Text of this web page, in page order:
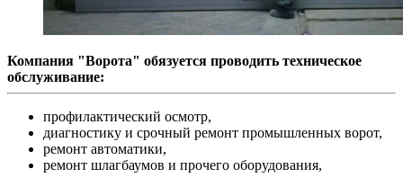
Компания "Ворота" обязуется проводить техническое
обслуживание:
профилактический осмотр,
диагностику и срочный ремонт промышленных ворот,
ремонт автоматики,
ремонт шлагбаумов и прочего оборудования,